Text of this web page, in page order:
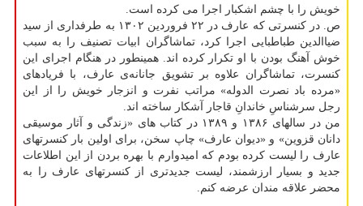
خویش را با چشم اشکبار اجرا می کرده است.
ص. در کنسرتی که عارف در ۲۲ فروردین ۱۳۰۲ به طرفداری از سید
ضیاالدین طباطبایی اجرا کرد، تماشاگران ابیات تصنیف را به سبب
خوش آهنگ بودن با او تکرار کرده اند. همینطور در هنگام اجرای این
کنسرت، تماشاگران علاوه بر تشویق جانانه‌ی عارف، با فریادهای
«مرده باد نصرت الدوله» مراتب نفرت و انزجار خویش را از این
رجل سرشناسِ خاندانِ قاجار آشکار ساخته اند.
من در سالهای ۱۳۸۶ و ۱۳۸۹ در کتاب های «زندگی و آثار موسیقی
دانان قزوین» و «دیوان عارف» چاپ سخن، برای اولین بار کنسرتهای
عارف را لیست کرده بودم که امیدوارم با بهره بردن از این اطلاعات
جدید و بسیار ارزشمند، لیست جدیدتری از کنسرتهای عارف را به
محضر علاقه مندان عرضه کنم.